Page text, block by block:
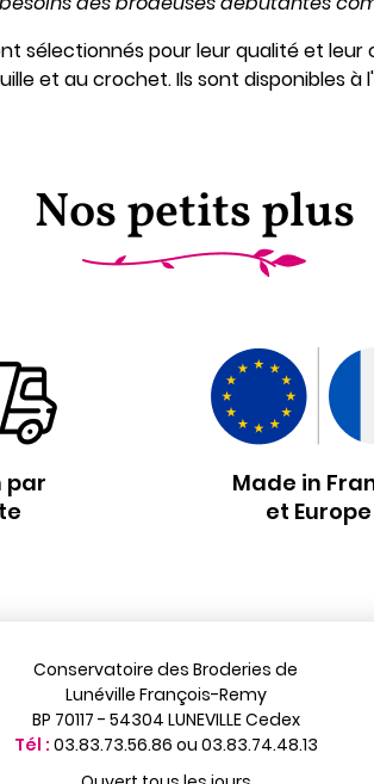
sélectionnés pour leur qualité et
et au crochet. Ils sont disponibles
Nos petits plus
par
Made in
et Europe
Conservatoire des Broderies de
Lunéville François-Remy
BP 70117 - 54304 LUNEVILLE Cedex
Tél : 03.83.73.56.86 ou 03.83.74.48.13